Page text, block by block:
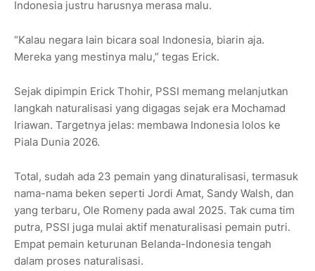
Indonesia justru harusnya merasa malu.
“Kalau negara lain bicara soal Indonesia, biarin aja.
Mereka yang mestinya malu,” tegas Erick.
Sejak dipimpin Erick Thohir, PSSI memang melanjutkan
langkah naturalisasi yang digagas sejak era Mochamad
Iriawan. Targetnya jelas: membawa Indonesia lolos ke
Piala Dunia 2026.
Total, sudah ada 23 pemain yang dinaturalisasi, termasuk
nama-nama beken seperti Jordi Amat, Sandy Walsh, dan
yang terbaru, Ole Romeny pada awal 2025. Tak cuma tim
putra, PSSI juga mulai aktif menaturalisasi pemain putri.
Empat pemain keturunan Belanda-Indonesia tengah
dalam proses naturalisasi.